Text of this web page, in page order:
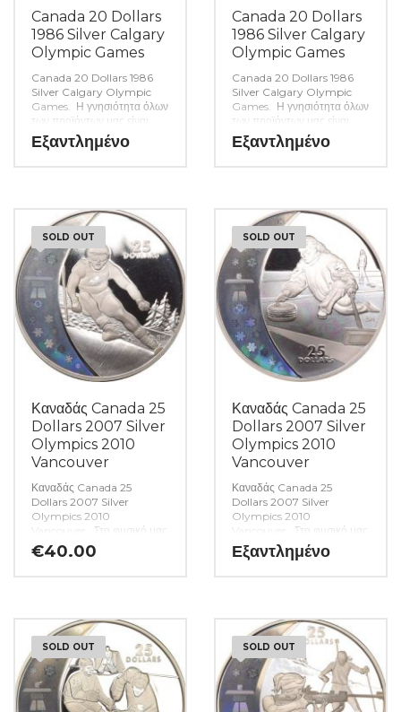
Canada 20 Dollars
1986 Silver Calgary
Olympic Games
Canada 20 Dollars 1986
Silver Calgary Olympic
Games. Η γνησιότητα όλων
των προϊόντων μας είναι
εγγυημένη εφ όρου ζωής
ενώ τυχόν ιδιαιτερότητες –
Εξαντλημένο
Canada 20 Dollars
1986 Silver Calgary
Olympic Games
Canada 20 Dollars 1986
Silver Calgary Olympic
Games. Η γνησιότητα όλων
των προϊόντων μας είναι
εγγυημένη εφ όρου ζωής
ενώ τυχόν ιδιαιτερότητες –
Εξαντλημένο
SOLD OUT
Καναδάς Canada 25
Dollars 2007 Silver
Olympics 2010
Vancouver
Καναδάς Canada 25
Dollars 2007 Silver
Olympics 2010
Vancouver. Στο φυσικό μας
κατάστημα θα βρείτε μεγάλη
ποικιλία ελληνικών και ξένων
σας. (Κωδ. 6448)
€40.00
SOLD OUT
Καναδάς Canada 25
Dollars 2007 Silver
Olympics 2010
Vancouver
Καναδάς Canada 25
Dollars 2007 Silver
Olympics 2010
Vancouver. Στο φυσικό μας
κατάστημα θα βρείτε μεγάλη
ποικιλία ελληνικών και ξένων
σας. (Κωδ. 6447)
Εξαντλημένο
SOLD OUT SOLD OUT